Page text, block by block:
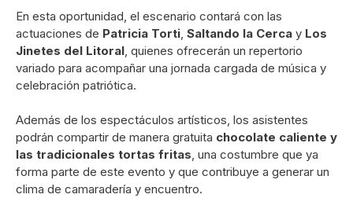
En esta oportunidad, el escenario contará con las
actuaciones de Patricia Torti Saltando la Cerca y Los
Jinetes del Litoral , quienes ofrecerán un repertorio
variado para acompañar una jornada cargada de música y
celebración patriótica.
Además de los espectáculos artísticos, los asistentes
podrán compartir de manera gratuita chocolate caliente y
las tradicionales tortas fritas, una costumbre que ya
forma parte de este evento y que contribuye a generar un
clima de camaradería y encuentro.